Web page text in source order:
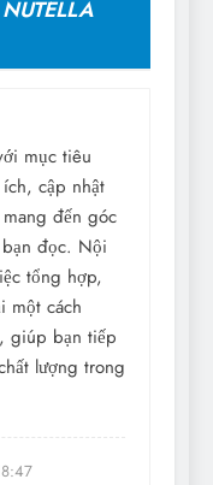
mục tiêu
cập nhật
đến góc
đọc. Nội
tổng hợp,
một cách
giúp bạn tiếp
lượng trong